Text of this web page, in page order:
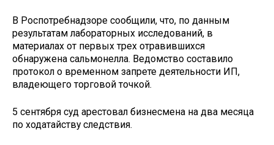
В Роспотребнадзоре сообщили, что, по данным
результатам лабораторных исследований, в
материалах от первых трех отравившихся
обнаружена сальмонелла. Ведомство составило
протокол о временном запрете деятельности ИП,
владеющего торговой точкой.
5 сентября суд арестовал бизнесмена на два месяца
по ходатайству следствия.